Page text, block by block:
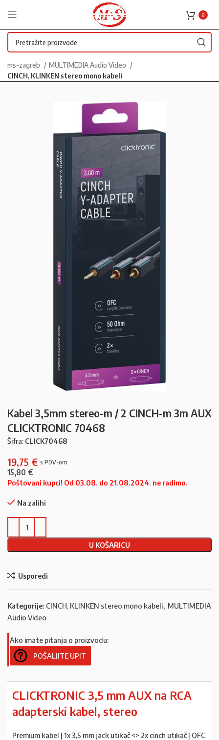
0
ms-zagreb
MULTIMEDIA Audio Video
CINCH, KLINKEN stereo mono kabeli
Kabel 3,5mm stereo-m / 2 CINCH-m 3m AUX
CLICKTRONIC 70468
Šifra: CLICK70468
19,75 €
15,80 €
Poštovani kupci! Od 03.08. do 21.08.2024. ne radimo.
Na zalihi
U KOŠARICU
Usporedi
Kategorije: CINCH, KLINKEN stereo mono kabeli, MULTIMEDIA
Audio Video
Ako imate pitanja o proizvodu:
POŠALJITE UPIT
CLICKTRONIC 3,5 mm AUX na RCA
adapterski kabel, stereo
Premium kabel | 1x 3,5 mm jack utikač <> 2x cinch utikač | OFC